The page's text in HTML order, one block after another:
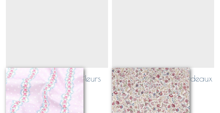
PATCHWORK rayé fleurs
ROSE
Sur demande
BEAUCAIRE indien bordeaux
Sur demande